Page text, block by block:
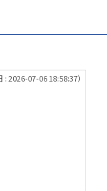
: 2026-07-06 18:58:37）